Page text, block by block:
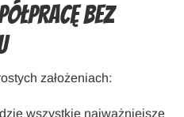
bez
założeniach:
wszystkie najważniejsze